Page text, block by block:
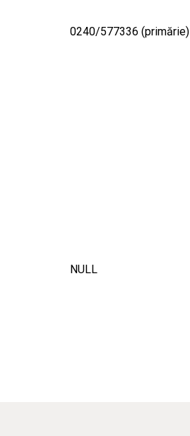
0240/577336 (primărie)
NULL